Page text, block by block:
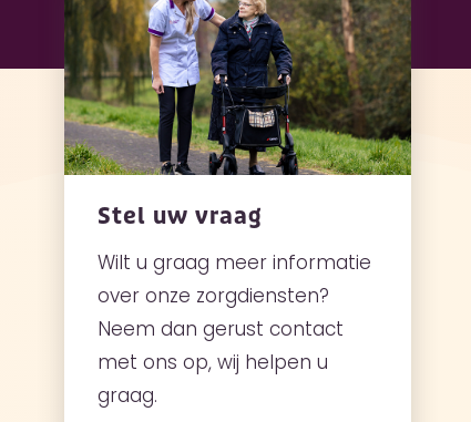
Stel uw vraag
Wilt u graag meer informatie
over onze zorgdiensten?
Neem dan gerust contact
met ons op, wij helpen u
graag.